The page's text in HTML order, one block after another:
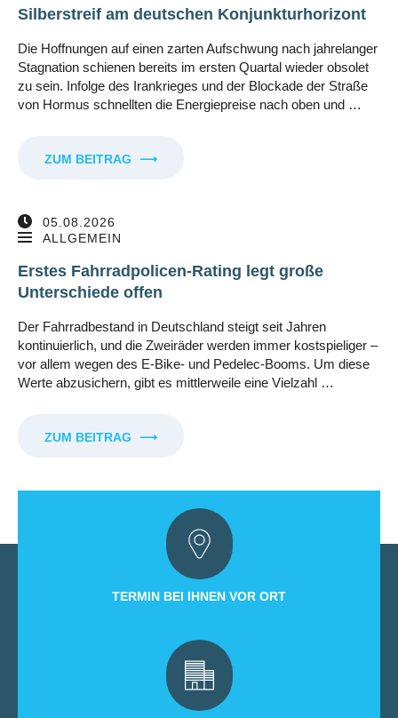
Silberstreif am deutschen Konjunkturhorizont
Die Hoffnungen auf einen zarten Aufschwung nach jahrelanger
Stagnation schienen bereits im ersten Quartal wieder obsolet
zu sein. Infolge des Irankrieges und der Blockade der Straße
von Hormus schnellten die Energiepreise nach oben und …
ZUM BEITRAG ⟶
05.08.2026
ALLGEMEIN
Erstes Fahrradpolicen-Rating legt große
Unterschiede offen
Der Fahrradbestand in Deutschland steigt seit Jahren
kontinuierlich, und die Zweiräder werden immer kostspieliger –
vor allem wegen des E-Bike- und Pedelec-Booms. Um diese
Werte abzusichern, gibt es mittlerweile eine Vielzahl …
ZUM BEITRAG ⟶
TERMIN BEI IHNEN VOR ORT